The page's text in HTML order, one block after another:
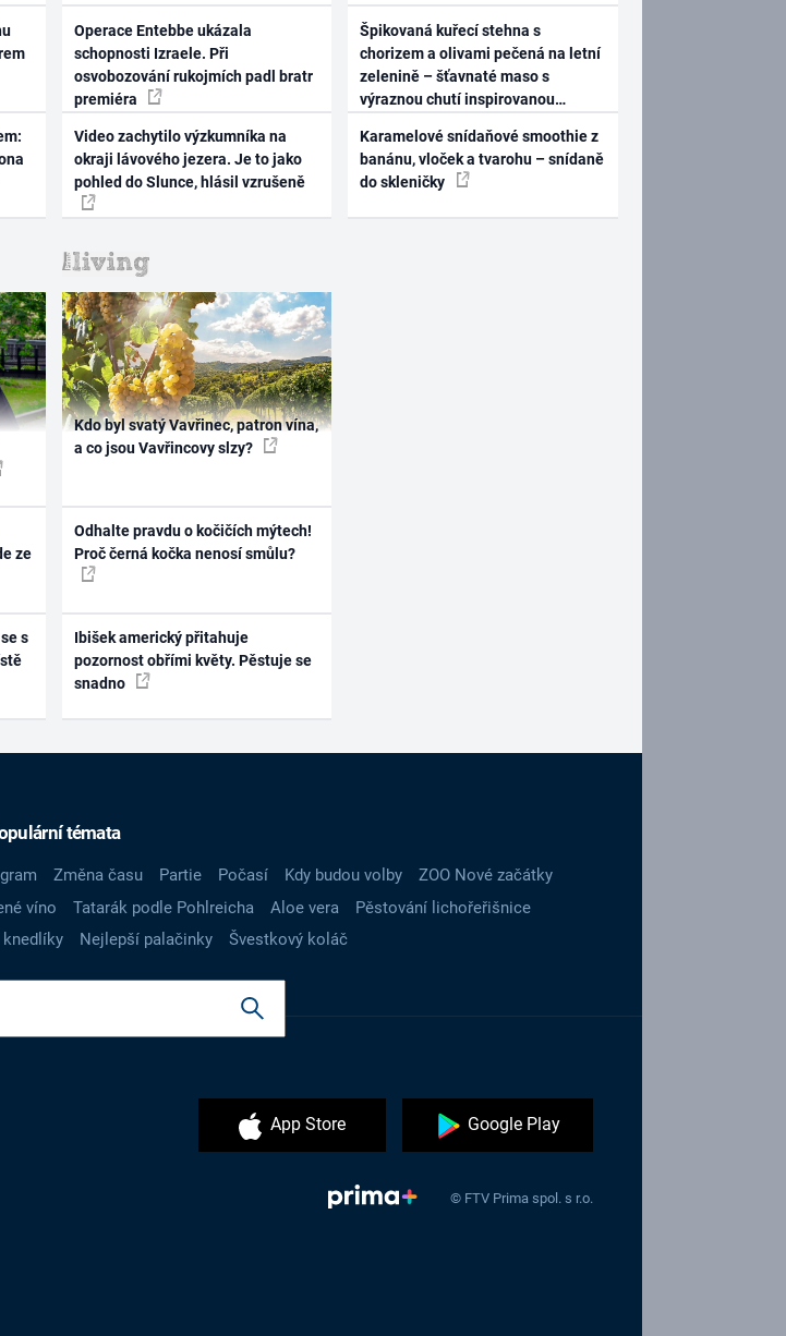
Operace Entebbe ukázala
schopnosti Izraele. Při
osvobozování rukojmích padl bratr
premiéra
Video zachytilo výzkumníka na
okraji lávového jezera. Je to jako
pohled do Slunce, hlásil vzrušeně
Špikovaná kuřecí stehna s
chorizem a olivami pečená na letní
zelenině – šťavnaté maso s
výraznou chutí inspirovanou
Karamelové snídaňové smoothie z
banánu, vloček a tvarohu – snídaně
do skleničky
ze
s
Kdo byl svatý Vavřinec, patron vína,
a co jsou Vavřincovy slzy?
Odhalte pravdu o kočičích mýtech!
Proč černá kočka nenosí smůlu?
Ibišek americký přitahuje
pozornost obřími květy. Pěstuje se
snadno
témata
Změna času Partie Počasí Kdy budou volby
ZOO Nové začátky
víno Tatarák podle Pohlreicha Aloe vera
Pěstování lichořeřišnice
knedlíky Nejlepší palačinky Švestkový koláč
App Store Google Play
© FTV Prima spol. s r.o.